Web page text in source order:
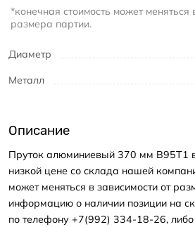
Диаметр
Металл
*конечная стоимость может меняться
размера партии.
Описание
Пруток алюминиевый 370 мм В95Т1
низкой цене со склада нашей
может меняться в зависимости от
информацию о наличии позиции на
по телефону +7(992) 334-18-26,